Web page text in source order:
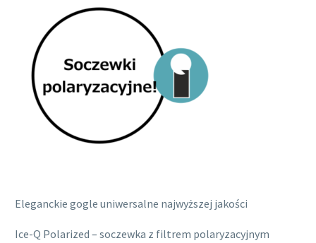
Eleganckie gogle uniwersalne najwyższej jakości
Ice-Q Polarized – soczewka z filtrem polaryzacyjnym